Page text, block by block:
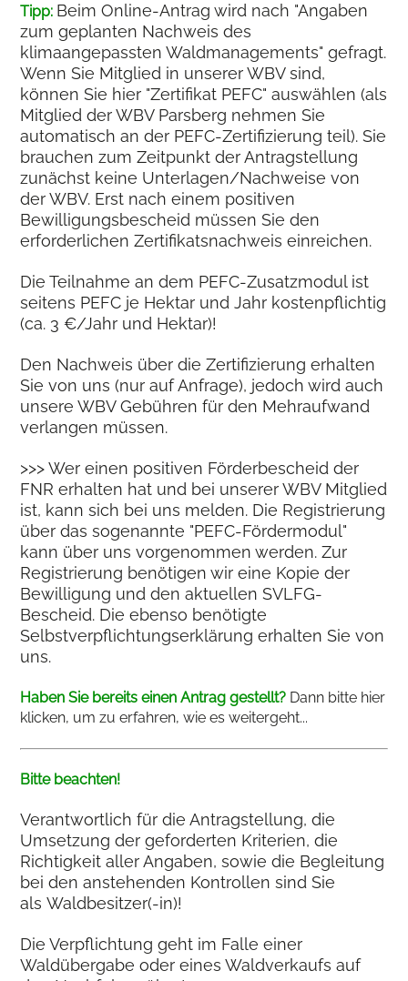
Tipp: Beim Online-Antrag wird nach "Angaben
zum geplanten Nachweis des
klimaangepassten Waldmanagements" gefragt.
Wenn Sie Mitglied in unserer WBV sind,
können Sie hier "Zertifikat PEFC" auswählen (als
Mitglied der WBV Parsberg nehmen Sie
automatisch an der PEFC-Zertifizierung teil). Sie
brauchen zum Zeitpunkt der Antragstellung
zunächst keine Unterlagen/Nachweise von
der WBV. Erst nach einem positiven
Bewilligungsbescheid müssen Sie den
erforderlichen Zertifikatsnachweis einreichen.
Die Teilnahme an dem PEFC-Zusatzmodul ist
seitens PEFC je Hektar und Jahr kostenpflichtig
(ca. 3 €/Jahr und Hektar)!
Den Nachweis über die Zertifizierung erhalten
Sie von uns (nur auf Anfrage), jedoch wird auch
unsere WBV Gebühren für den Mehraufwand
verlangen müssen.
>>> Wer einen positiven Förderbescheid der
FNR erhalten hat und bei unserer WBV Mitglied
ist, kann sich bei uns melden. Die Registrierung
über das sogenannte "PEFC-Fördermodul"
kann über uns vorgenommen werden. Zur
Registrierung benötigen wir eine Kopie der
Bewilligung und den aktuellen SVLFG-
Bescheid. Die ebenso benötigte
Selbstverpflichtungserklärung erhalten Sie von
uns.
Haben Sie bereits einen Antrag gestellt? Dann bitte hier
klicken, um zu erfahren, wie es weitergeht...
Bitte beachten!
Verantwortlich für die Antragstellung, die
Umsetzung der geforderten Kriterien, die
Richtigkeit aller Angaben, sowie die Begleitung
bei den anstehenden Kontrollen sind Sie
als Waldbesitzer(-in)!
Die Verpflichtung geht im Falle einer
Waldübergabe oder eines Waldverkaufs auf